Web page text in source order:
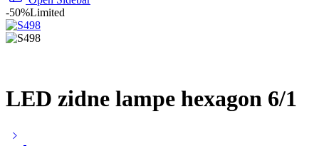
-50%Limited
LED zidne lampe hexagon 6/1